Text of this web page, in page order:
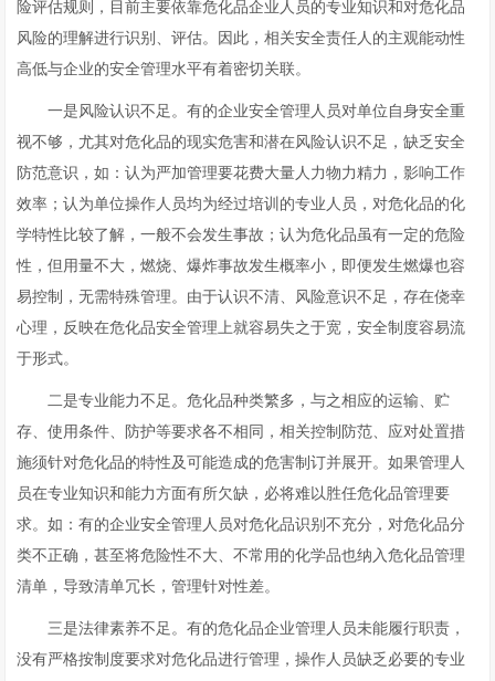
险评估规则，目前主要依靠危化品企业人员的专业知识和对危化品
风险的理解进行识别、评估。因此，相关安全责任人的主观能动性
高低与企业的安全管理水平有着密切关联。
一是风险认识不足。有的企业安全管理人员对单位自身安全重
视不够，尤其对危化品的现实危害和潜在风险认识不足，缺乏安全
防范意识，如：认为严加管理要花费大量人力物力精力，影响工作
效率；认为单位操作人员均为经过培训的专业人员，对危化品的化
学特性比较了解，一般不会发生事故；认为危化品虽有一定的危险
性，但用量不大，燃烧、爆炸事故发生概率小，即便发生燃爆也容
易控制，无需特殊管理。由于认识不清、风险意识不足，存在侥幸
心理，反映在危化品安全管理上就容易失之于宽，安全制度容易流
于形式。
二是专业能力不足。危化品种类繁多，与之相应的运输、贮
存、使用条件、防护等要求各不相同，相关控制防范、应对处置措
施须针对危化品的特性及可能造成的危害制订并展开。如果管理人
员在专业知识和能力方面有所欠缺，必将难以胜任危化品管理要
求。如：有的企业安全管理人员对危化品识别不充分，对危化品分
类不正确，甚至将危险性不大、不常用的化学品也纳入危化品管理
清单，导致清单冗长，管理针对性差。
三是法律素养不足。有的危化品企业管理人员未能履行职责，
没有严格按制度要求对危化品进行管理，操作人员缺乏必要的专业